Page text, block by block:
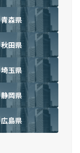
青森県
秋田県
埼玉県
静岡県
広島県